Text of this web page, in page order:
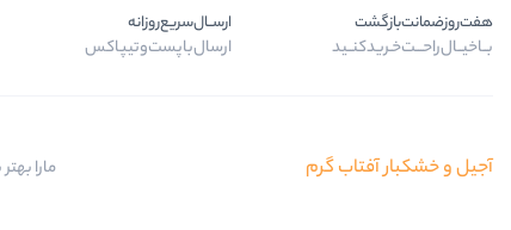
هفت‌روز‌ضمانت‌بازگشت
بــا‌خیــال‌راحـــت‌خـرید‌کنــید
ارســال‌سریع‌روزانه
ارسال‌با‌پست‌و‌تیپاکس
آجیل و خشکبار آفتاب گرم مارا